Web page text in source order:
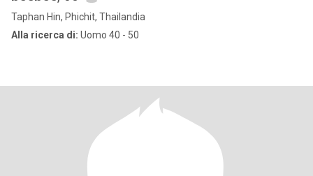
Taphan Hin, Phichit, Thailandia
Alla ricerca di: Uomo 40 - 50